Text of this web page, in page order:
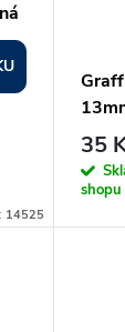
14525
35
shopu